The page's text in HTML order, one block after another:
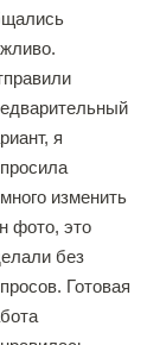
я
изменить
фото, это
без
Готовая